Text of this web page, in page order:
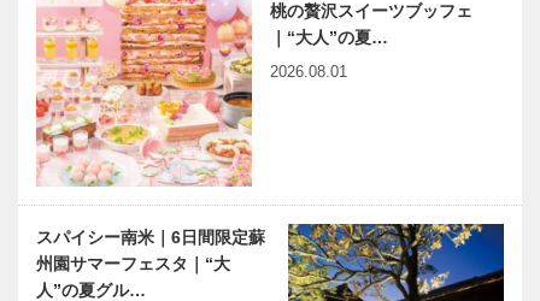
桃の贅沢スイーツブッフェ
｜“大人”の夏…
2026.08.01
スパイシー南米｜6日間限定蘇
州園サマーフェスタ｜“大
人”の夏グル…